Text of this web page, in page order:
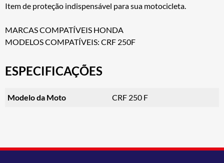
Item de proteção indispensável para sua motocicleta.
MARCAS COMPATÍVEIS HONDA
MODELOS COMPATÍVEIS: CRF 250F
ESPECIFICAÇÕES
Modelo da Moto CRF 250 F